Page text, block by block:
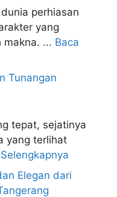
perhiasan
yang
makna. ... Baca
Tunangan
tepat, sejatinya
yang terlihat
Elegan dari